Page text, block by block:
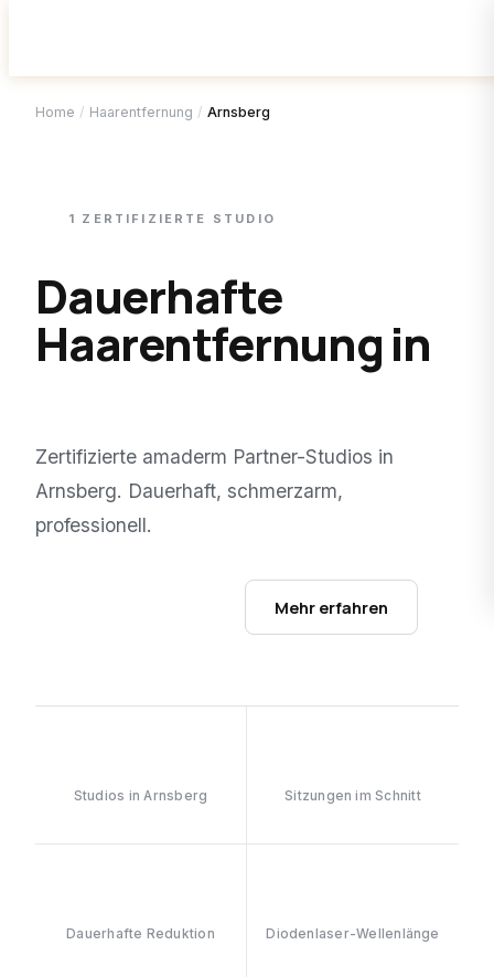
Home / Haarentfernung / Arnsberg
1 ZERTIFIZIERTE STUDIO
Dauerhafte
Haarentfernung in
Zertifizierte amaderm Partner-Studios in
Arnsberg. Dauerhaft, schmerzarm,
professionell.
Mehr erfahren
Studios in Arnsberg Sitzungen im Schnitt
Dauerhafte Reduktion Diodenlaser-Wellenlänge